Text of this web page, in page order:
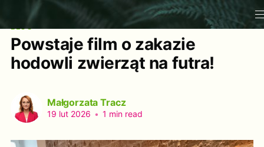
Powstaje film o zakazie
hodowli zwierząt na futra!
Małgorzata Tracz
19 lut 2026 • 1 min read